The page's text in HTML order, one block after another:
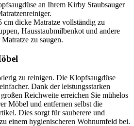
an Ihrem Kirby Staubsauger
cm dicke Matratze vollständig zu
Hausstaubmilbenkot und andere
zu saugen.
zu reinigen. Die Klopfsaugdüse
Dank der leistungsstarken
Reichweite erreichen Sie mühelos
Möbel und entfernen selbst die
Dies sorgt für sauberere und
einem hygienischeren Wohnumfeld bei.